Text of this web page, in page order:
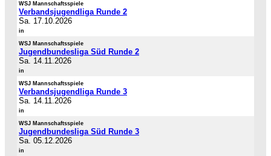
WSJ Mannschaftsspiele
Verbandsjugendliga Runde 2
Sa. 17.10.2026
in
WSJ Mannschaftsspiele
Jugendbundesliga Süd Runde 2
Sa. 14.11.2026
in
WSJ Mannschaftsspiele
Verbandsjugendliga Runde 3
Sa. 14.11.2026
in
WSJ Mannschaftsspiele
Jugendbundesliga Süd Runde 3
Sa. 05.12.2026
in